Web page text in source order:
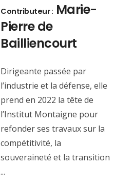
Contributeur : Marie-
Pierre de
Bailliencourt
Dirigeante passée par
l’industrie et la défense, elle
prend en 2022 la tête de
l’Institut Montaigne pour
refonder ses travaux sur la
compétitivité, la
souveraineté et la transition
...